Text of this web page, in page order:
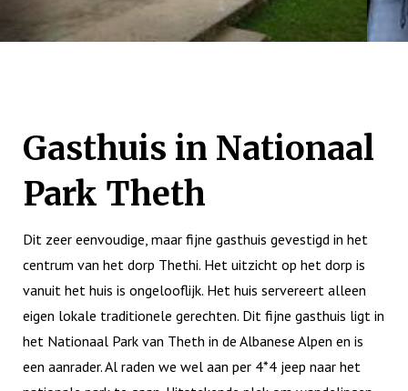
Gasthuis in Nationaal
Park Theth
Dit zeer eenvoudige, maar fijne gasthuis gevestigd in het
centrum van het dorp Thethi. Het uitzicht op het dorp is
vanuit het huis is ongelooflijk. Het huis servereert alleen
eigen lokale traditionele gerechten. Dit fijne gasthuis ligt in
het Nationaal Park van Theth in de Albanese Alpen en is
een aanrader. Al raden we wel aan per 4*4 jeep naar het